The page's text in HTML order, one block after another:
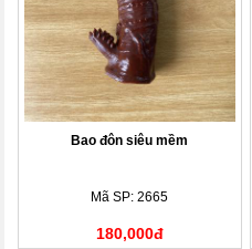
Bao đôn siêu mềm
Mã SP: 2665
180,000đ